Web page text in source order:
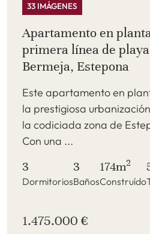
33 IMÁGENES
Apartamento en
primera línea de
Bermeja, Estepona
Este apartamento en
la prestigiosa
la codiciada zona de
Con una ...
3
Dormitorios
3
Baños
174m2
Construído
1.475.000 €